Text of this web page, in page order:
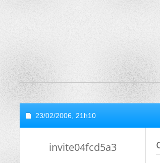
23/02/2006, 21h10
invite04fcd5a3